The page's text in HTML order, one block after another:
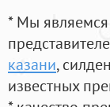
* Мы
казани,
известных